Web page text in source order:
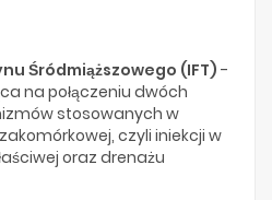
Śródmiąższowego (IFT)-
na połączeniu dwóch
stosowanych w
czyli iniekcji w
oraz drenażu